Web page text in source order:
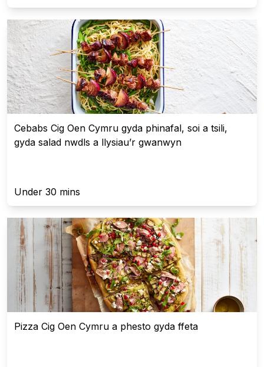
Cebabs Cig Oen Cymru gyda phinafal, soi a tsili,
gyda salad nwdls a llysiau’r gwanwyn
Under 30 mins
Pizza Cig Oen Cymru a phesto gyda ffeta